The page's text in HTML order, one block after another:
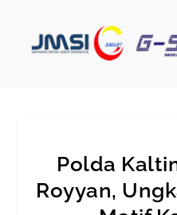
Polda
Royyan,